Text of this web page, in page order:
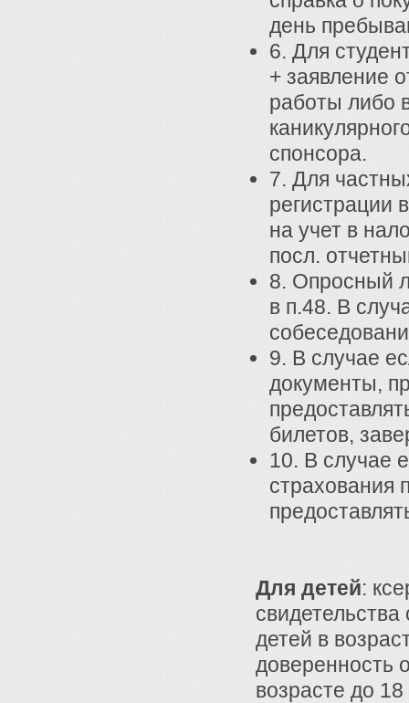
день
6. Для
+ заявление
работы либо
спонсора.
7. Для
регистрации
на учет в
посл.
8. Опросный
в п.48. В
9. В случае
документы,
билетов,
10. В случае
страхования
Для детей:
детей в
доверенность
возрасте до